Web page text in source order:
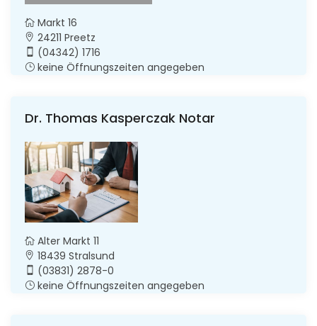
Markt 16
24211 Preetz
(04342) 1716
keine Öffnungszeiten angegeben
Dr. Thomas Kasperczak Notar
Alter Markt 11
18439 Stralsund
(03831) 2878-0
keine Öffnungszeiten angegeben